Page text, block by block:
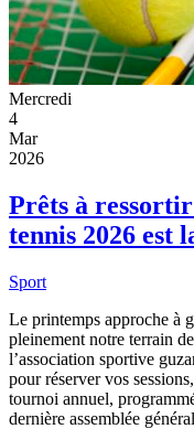
Mercredi
4
Mar
2026
Prêts à
tennis 2026 est
Sport
Le printemps approche à
pleinement notre terrain
l’association sportive
pour réserver vos
tournoi annuel,
dernière assemblée